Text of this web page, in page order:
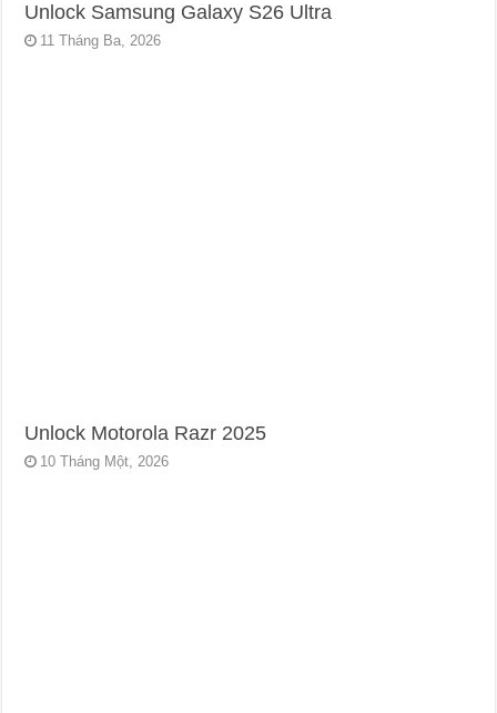
Unlock Samsung Galaxy S26 Ultra
11 Tháng Ba, 2026
Unlock Motorola Razr 2025
10 Tháng Một, 2026